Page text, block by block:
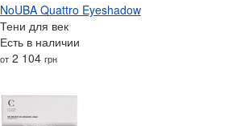
NoUBA Quattro Eyeshadow
Тени для век
Есть в наличии
от 2 104 грн